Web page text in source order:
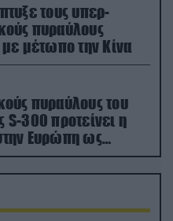
τους υπερ-
πυραύλους
μέτωπο την Κίνα
πυραύλους του
S-300 προτείνει η
Ευρώπη ως
σύστημα